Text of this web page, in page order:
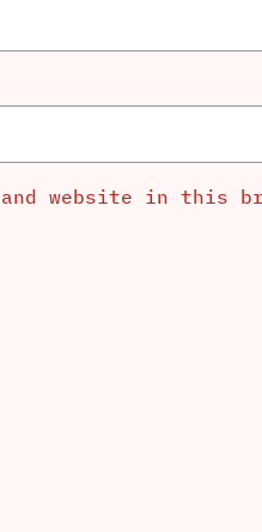
and website in this